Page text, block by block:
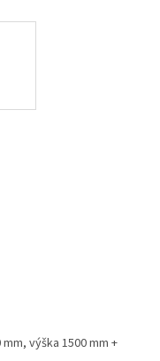
výška 1500 mm +